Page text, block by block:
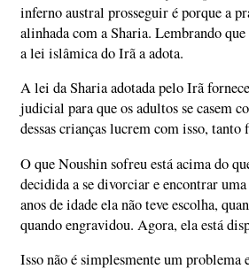
inferno austral prosseguir é porque a
alinhada com a Sharia. Lembrando
a lei islâmica do Irã a adota.
A lei da Sharia adotada pelo Irã
judicial para que os adultos se casem
dessas crianças lucrem com isso,
O que Noushin sofreu está acima do
decidida a se divorciar e encontrar
anos de idade ela não teve escolha,
quando engravidou. Agora, ela está
Isso não é simplesmente um problema